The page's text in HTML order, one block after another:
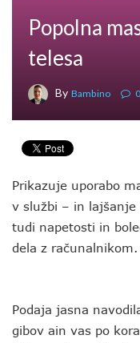
Popolna
telesa
By Bambino 0
Prikazuje uporabo
v službi – in lajšanje
tudi napetosti in
dela z računalnikom.
Podaja jasna
gibov ain vas po